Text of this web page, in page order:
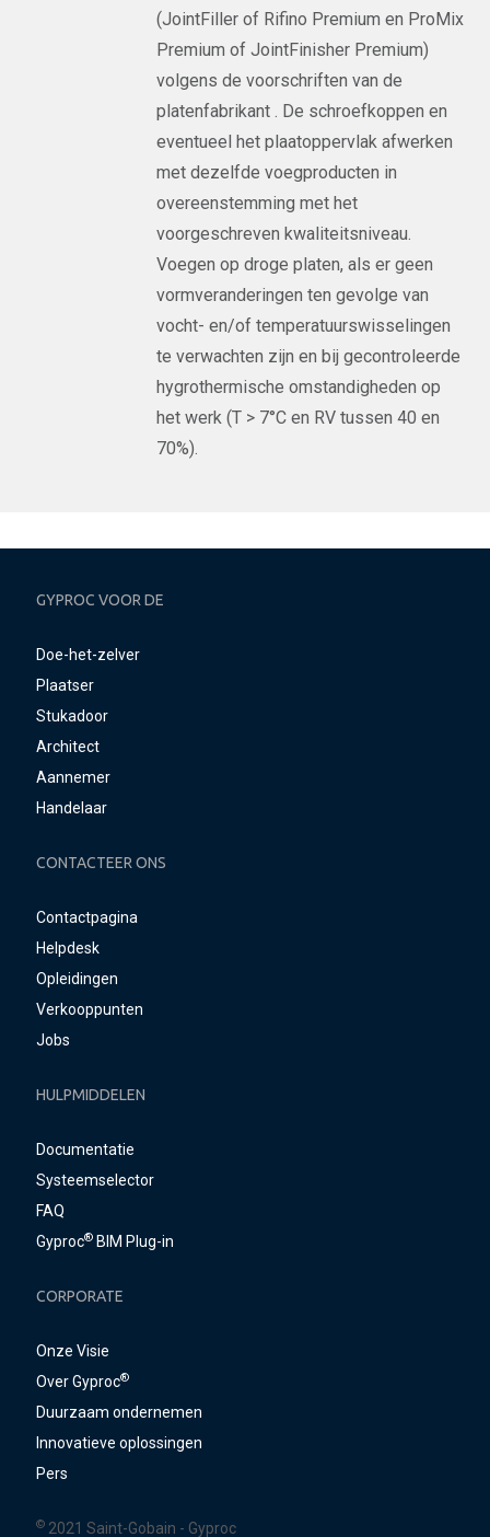
(JointFiller of Rifino Premium en ProMix
Premium of JointFinisher Premium)
volgens de voorschriften van de
platenfabrikant . De schroefkoppen en
eventueel het plaatoppervlak afwerken
met dezelfde voegproducten in
overeenstemming met het
voorgeschreven kwaliteitsniveau.
Voegen op droge platen, als er geen
vormveranderingen ten gevolge van
vocht- en/of temperatuurswisselingen
te verwachten zijn en bij gecontroleerde
hygrothermische omstandigheden op
het werk (T > 7°C en RV tussen 40 en
70%).
GYPROC VOOR DE
Doe-het-zelver
Plaatser
Stukadoor
Architect
Aannemer
Handelaar
CONTACTEER ONS
Contactpagina
Helpdesk
Opleidingen
Verkooppunten
Jobs
HULPMIDDELEN
Documentatie
Systeemselector
FAQ
Gyproc® BIM Plug-in
CORPORATE
Onze Visie
Over Gyproc®
Duurzaam ondernemen
Innovatieve oplossingen
Pers
© 2021 Saint-Gobain - Gyproc